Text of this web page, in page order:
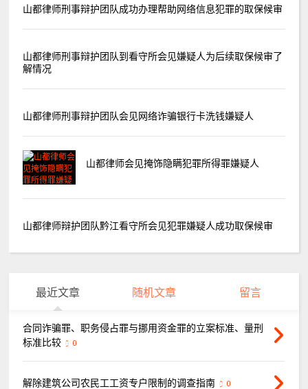
山都律师刑事辩护团队成功办理帮助网络信息犯罪的取保候审
山都律师刑事辩护团队到看守所会见嫌疑人为后续取保候审了
解情况
山都律师刑事辩护团队会见网络诈骗银行卡洗钱嫌疑人
山都律师会见掩饰隐瞒犯罪所得罪嫌疑人
山都律师辩护团队黔江看守所会见犯罪嫌疑人成功取保候审
最近文章 随机文章 留言
合同诈骗罪、职务侵占罪与挪用资金罪的立案标准、量刑
标准比较
0
解除建筑公司农民工工资专户限制的调查指南 0